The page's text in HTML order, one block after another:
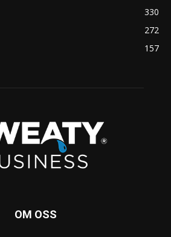
330
272
157
OM OSS